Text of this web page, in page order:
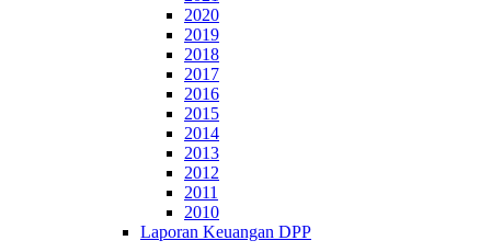
2020
2019
2018
2017
2016
2015
2014
2013
2012
2011
2010
Laporan Keuangan DPP